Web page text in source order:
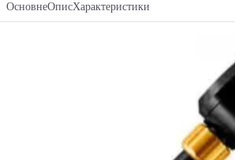
ОсновнеОписХарактеристики